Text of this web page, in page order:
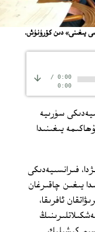
يىغىنى» دىن كۆرۈنۈش.
0:00
/
0:00
سۈرىيە
يىغىنىدا
20-سېنتەبىر پارىژدا، فىرانسىيەدىكى
يىغىن چاقىرغان
ئافرىقا،